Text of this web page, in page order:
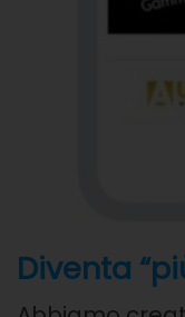
Diventa